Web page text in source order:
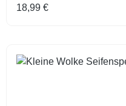
Regulärer Preis:
18,99 €